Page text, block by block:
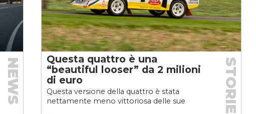
NEWS
Questa quattro è una
“beautiful looser” da 2 milioni
di euro
Questa versione della quattro è stata
nettamente meno vittoriosa delle sue
STORIE